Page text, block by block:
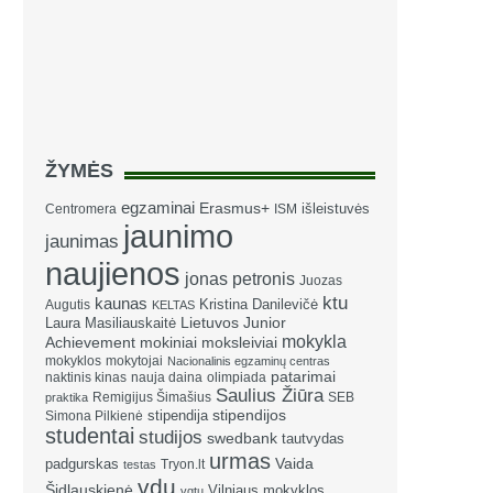
ŽYMĖS
Centromera egzaminai Erasmus+ ISM išleistuvės
jaunimas jaunimo
naujienos jonas petronis Juozas
Augutis kaunas KELTAS Kristina Danilevičė ktu
Laura Masiliauskaitė Lietuvos Junior
Achievement mokiniai moksleiviai mokykla
mokyklos mokytojai Nacionalinis egzaminų centras
naktinis kinas nauja daina olimpiada patarimai
praktika Remigijus Šimašius Saulius Žiūra SEB
Simona Pilkienė stipendija stipendijos
studentai studijos swedbank tautvydas
padgurskas testas Tryon.lt urmas Vaida
vdu